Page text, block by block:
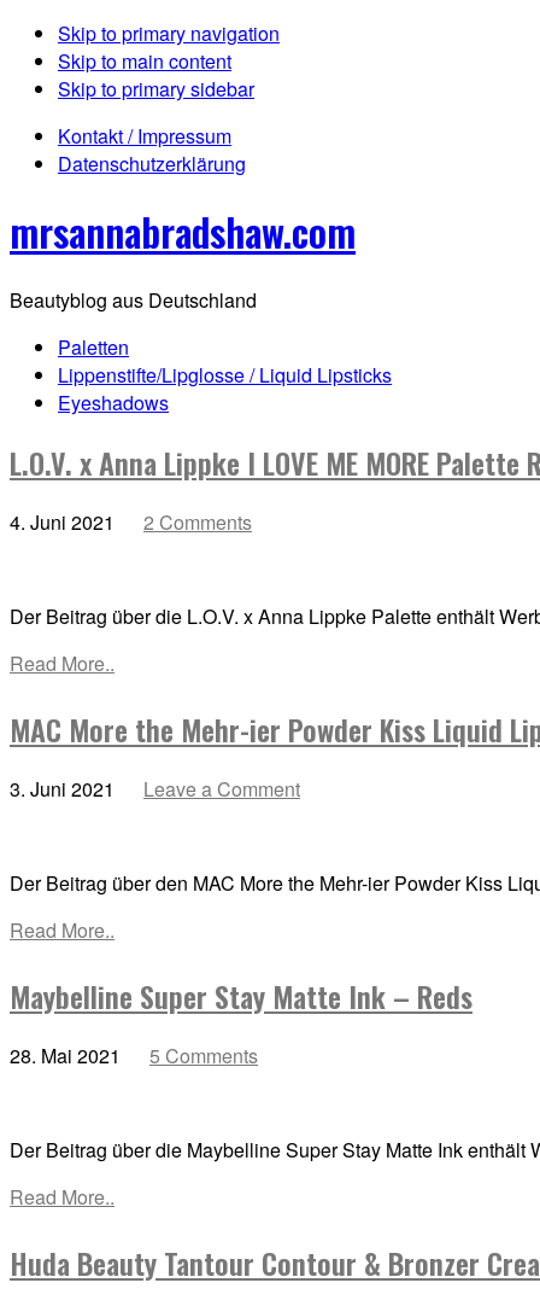
Skip to primary navigation
Skip to main content
Skip to primary sidebar
Kontakt / Impressum
Datenschutzerklärung
mrsannabradshaw.com
Beautyblog aus Deutschland
Paletten
Lippenstifte/Lipglosse / Liquid Lipsticks
Eyeshadows
L.O.V. x Anna Lippke I LOVE ME MORE Palette
4. Juni 2021 2 Comments
Der Beitrag über die L.O.V. x Anna Lippke Palette enthält
Read More..
MAC More the Mehr-ier Powder Kiss Liquid
3. Juni 2021 Leave a Comment
Der Beitrag über den MAC More the Mehr-ier Powder Kiss
Read More..
Maybelline Super Stay Matte Ink – Reds
28. Mai 2021 5 Comments
Der Beitrag über die Maybelline Super Stay Matte Ink
Read More..
Huda Beauty Tantour Contour & Bronzer